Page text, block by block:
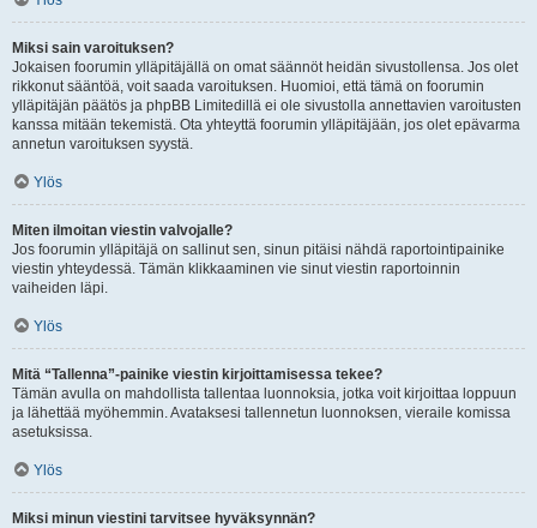
Miksi sain varoituksen?
Jokaisen foorumin ylläpitäjällä on omat säännöt heidän sivustollensa. Jos olet
rikkonut sääntöä, voit saada varoituksen. Huomioi, että tämä on foorumin
ylläpitäjän päätös ja phpBB Limitedillä ei ole sivustolla annettavien varoitusten
kanssa mitään tekemistä. Ota yhteyttä foorumin ylläpitäjään, jos olet epävarma
annetun varoituksen syystä.
Ylös
Miten ilmoitan viestin valvojalle?
Jos foorumin ylläpitäjä on sallinut sen, sinun pitäisi nähdä raportointipainike
viestin yhteydessä. Tämän klikkaaminen vie sinut viestin raportoinnin
vaiheiden läpi.
Ylös
Mitä “Tallenna”-painike viestin kirjoittamisessa tekee?
Tämän avulla on mahdollista tallentaa luonnoksia, jotka voit kirjoittaa loppuun
ja lähettää myöhemmin. Avataksesi tallennetun luonnoksen, vieraile komissa
asetuksissa.
Ylös
Miksi minun viestini tarvitsee hyväksynnän?